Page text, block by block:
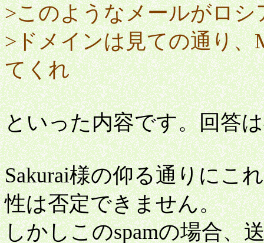
>このようなメールがロ
>ドメインは見ての通り
てくれ
といった内容です。回答
Sakurai様の仰る通りにこ
性は否定できません。
しかしこのspamの場合、